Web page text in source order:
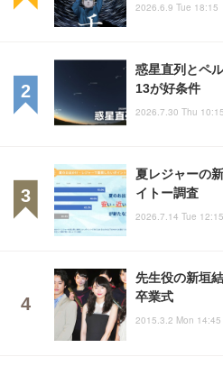
2026.6.9 Tue 18:15
惑星直列とペ
13が好条件
2026.7.30 Thu 10:15
夏レジャーの
イトー調査
2026.7.14 Tue 12:15
先生役の新垣
卒業式
2015.3.2 Mon 14:45